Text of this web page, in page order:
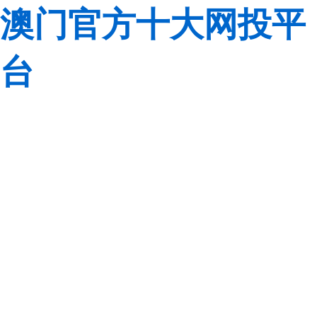
澳门官方十大网投平
台